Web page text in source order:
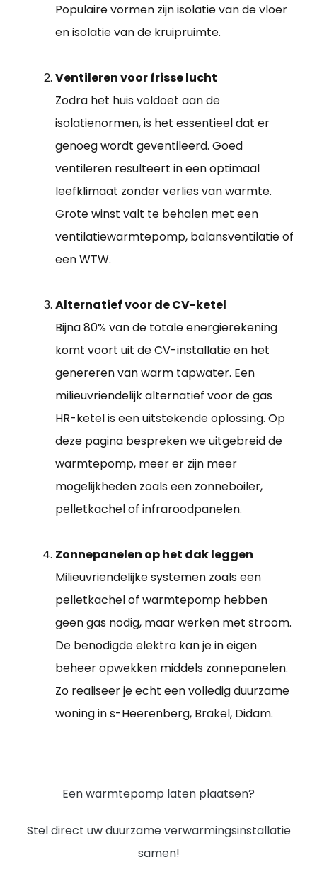
Populaire vormen zijn isolatie van de vloer
en isolatie van de kruipruimte.
Ventileren voor frisse lucht
Zodra het huis voldoet aan de
isolatienormen, is het essentieel dat er
genoeg wordt geventileerd. Goed
ventileren resulteert in een optimaal
leefklimaat zonder verlies van warmte.
Grote winst valt te behalen met een
ventilatiewarmtepomp, balansventilatie of
een WTW.
Alternatief voor de CV-ketel
Bijna 80% van de totale energierekening
komt voort uit de CV-installatie en het
genereren van warm tapwater. Een
milieuvriendelijk alternatief voor de gas
HR-ketel is een uitstekende oplossing. Op
deze pagina bespreken we uitgebreid de
warmtepomp, meer er zijn meer
mogelijkheden zoals een zonneboiler,
pelletkachel of infraroodpanelen.
Zonnepanelen op het dak leggen
Milieuvriendelijke systemen zoals een
pelletkachel of warmtepomp hebben
geen gas nodig, maar werken met stroom.
De benodigde elektra kan je in eigen
beheer opwekken middels zonnepanelen.
Zo realiseer je echt een volledig duurzame
woning in s-Heerenberg, Brakel, Didam.
Een warmtepomp laten plaatsen?
Stel direct uw duurzame verwarmingsinstallatie
samen!